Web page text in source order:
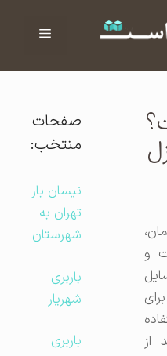
فهرست
صفحات
منتخب:
نیسان بار
تهران به
شهرستان
باربری
شهریار
باربری